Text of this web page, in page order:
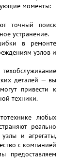
моменты:
точный поиск
устранение.
в ремонте
узлов и
деталей — вы
привести к
техники.
любых
реально
и агрегаты,
с компанией
предоставляем